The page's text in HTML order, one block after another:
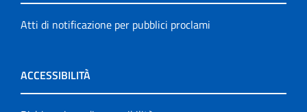
Atti di notificazione per pubblici proclami
ACCESSIBILITÀ